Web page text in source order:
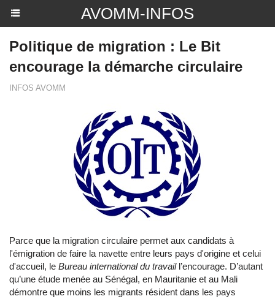
AVOMM-INFOS
Politique de migration : Le Bit
encourage la démarche circulaire
INFOS AVOMM
Parce que la migration circulaire permet aux candidats à
l'émigration de faire la navette entre leurs pays d'origine et celui
d'accueil, le Bureau international du travail l’encourage. D’autant
qu’une étude menée au Sénégal, en Mauritanie et au Mali
démontre que moins les migrants résident dans les pays